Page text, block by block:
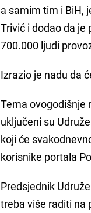
a samim tim i BiH,
Trivić i dodao da
700.000 ljudi
Izrazio je nadu da
Tema ovogodišnje
uključeni su
koji će
korisnike portala
Predsjednik
treba više raditi na